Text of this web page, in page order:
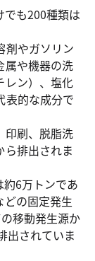
も200種類は
剤やガソリン
属や機器の洗
レン）、塩化
表的な成分で
印刷、脱脂洗
ら排出されま
6万トンであ
どの固定発生
移動発生源か
出されていま